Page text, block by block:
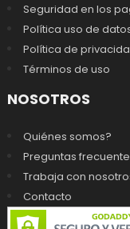
Seguridad en los
Política uso de
Política de
Términos de uso
NOSOTROS
Quiénes somos?
Preguntas
Trabaja con
Contacto